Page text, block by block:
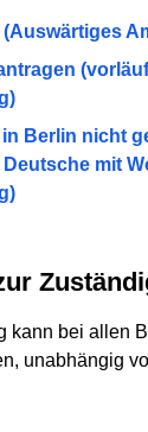
Berlin nicht
mit
kann bei allen
unabhängig